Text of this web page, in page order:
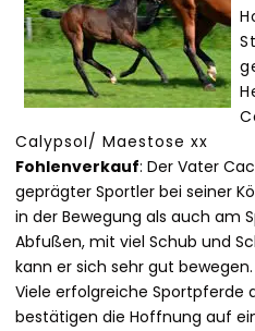
CalypsoI/ Maestose xx
Fohlenverkauf: Der Vater
geprägter Sportler bei seiner
in der Bewegung als auch am
Abfußen, mit viel Schub und
kann er sich sehr gut bewegen.
Viele erfolgreiche Sportpferde
bestätigen die Hoffnung auf